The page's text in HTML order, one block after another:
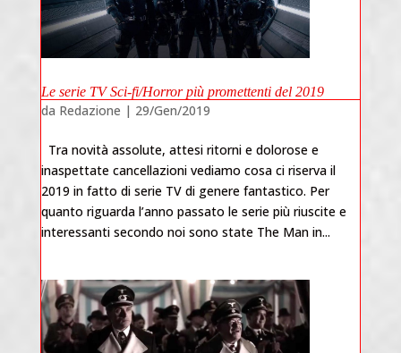
Le serie TV Sci-fi/Horror più promettenti del 2019
da Redazione | 29/Gen/2019
Tra novità assolute, attesi ritorni e dolorose e
inaspettate cancellazioni vediamo cosa ci riserva il
2019 in fatto di serie TV di genere fantastico. Per
quanto riguarda l’anno passato le serie più riuscite e
interessanti secondo noi sono state The Man in...